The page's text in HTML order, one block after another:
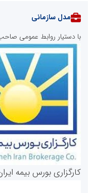
روابط عمومی خبرگزاری
مدل سازمانی
با دستیار روابط عمومی
کارگزاری بورس بیمه